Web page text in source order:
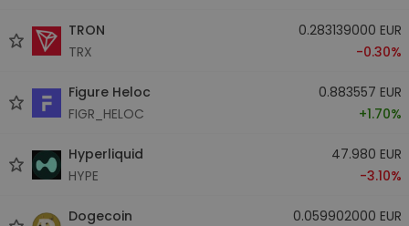
TRON
TRX
0.283139000 EUR
-0.30%
Figure Heloc
FIGR_HELOC
0.883557 EUR
+1.70%
Hyperliquid
HYPE
47.980 EUR
-3.10%
Dogecoin
0.059902000 EUR